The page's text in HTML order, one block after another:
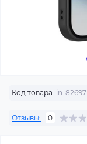
Код товара: in-82697
Отзывы: 0